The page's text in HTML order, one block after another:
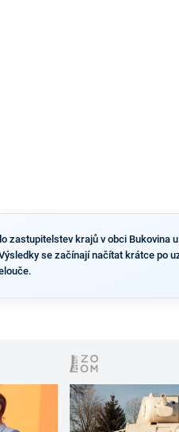
zastupitelstev krajů v obci
se začínají načítat krátce po